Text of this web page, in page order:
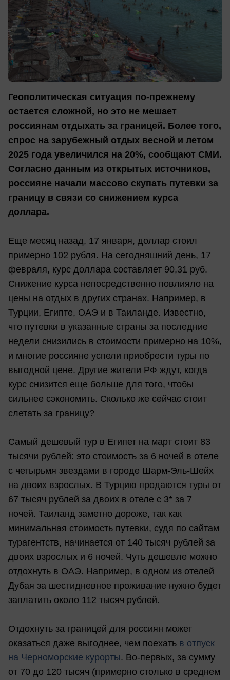
Геополитическая ситуация по-прежнему
остается сложной, но это не мешает
россиянам отдыхать за границей. Более того,
спрос на зарубежный отдых весной и летом
2025 года увеличился на 20%, сообщают СМИ.
Согласно данным из открытых источников,
россияне начали массово скупать путевки за
границу в связи со снижением курса
доллара.
Еще месяц назад, 17 января, доллар стоил
примерно 102 рубля. На сегодняшний день, 17
февраля, курс доллара составляет 90,31 руб.
Снижение курса непосредственно повлияло на
цены на отдых в других странах. Например, в
Турции, Египте, ОАЭ и в Таиланде. Известно,
что путевки в указанные страны за последние
недели снизились в стоимости примерно на 10%,
и многие россияне успели приобрести туры по
выгодной цене. Другие жители РФ ждут, когда
курс снизится еще больше для того, чтобы
сильнее сэкономить. Сколько же сейчас стоит
слетать за границу?
Самый дешевый тур в Египет на март стоит 83
тысячи рублей: это стоимость за 6 ночей в отеле
с четырьмя звездами в городе Шарм-Эль-Шейх
на двоих взрослых. В Турцию продаются туры от
67 тысяч рублей за двоих в отеле с 3* за 7
ночей. Таиланд заметно дороже, так как
минимальная стоимость путевки, судя по сайтам
турагентств, начинается от 140 тысяч рублей за
двоих взрослых и 6 ночей. Чуть дешевле можно
отдохнуть в ОАЭ. Например, в одном из отелей
Дубая за шестидневное проживание нужно будет
заплатить около 112 тысяч рублей.
Отдохнуть за границей для россиян может
оказаться даже выгоднее, чем поехать в отпуск
на Черноморские курорты. Во-первых, за сумму
от 70 до 120 тысяч (примерно столько в среднем